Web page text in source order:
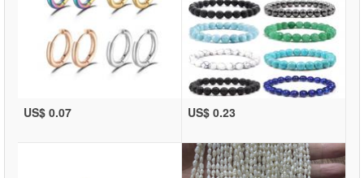
US$ 0.07 US$ 0.23